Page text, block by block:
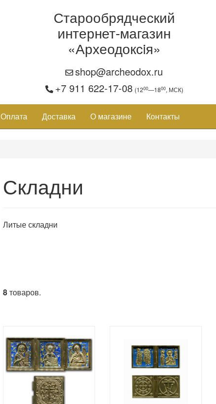
Старообрядческий
интернет-магазин
«Археодоксiя»
shop@archeodox.ru
+7 911 622-17-08 (1200—1800, МСК)
Оплата Доставка О магазине Контакты
Складни
Литые складни
8товаров.